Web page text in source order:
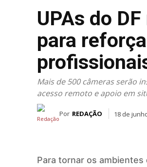
UPAs do
para
Mais de 500 câmeras serão
acesso remoto e apoio em
Por REDAÇÃO 18 de
Para tornar os